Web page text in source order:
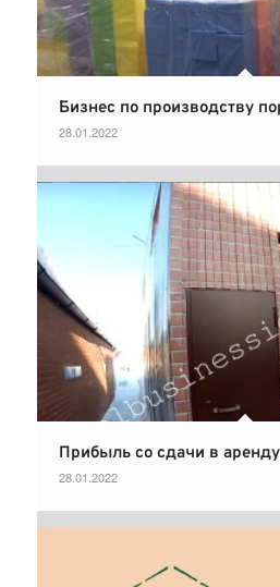
Бизнес по производству
28.01.2022
Прибыль со сдачи в
28.01.2022